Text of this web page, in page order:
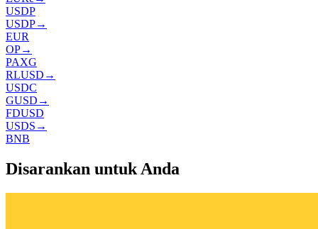
USDP
USDP→
EUR
OP→
PAXG
RLUSD →
USDC
GUSD →
FDUSD
USDS →
BNB
Disarankan untuk Anda